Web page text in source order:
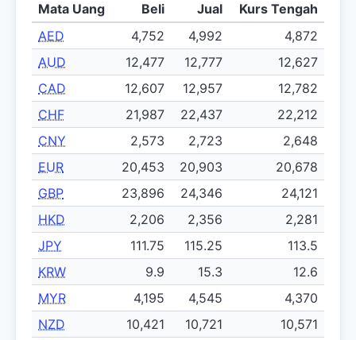
Mata Uang Beli Jual
Kurs Tengah
AED
4,752 4,992
4,872
AUD
12,477 12,777
12,627
CAD
12,607 12,957
12,782
CHF
21,987 22,437
22,212
CNY
2,573 2,723
2,648
EUR
20,453 20,903
20,678
GBP
23,896 24,346
24,121
HKD
2,206 2,356
2,281
JPY
111.75 115.25
113.5
KRW
9.9 15.3
12.6
MYR
4,195 4,545
4,370
NZD
10,421 10,721
10,571